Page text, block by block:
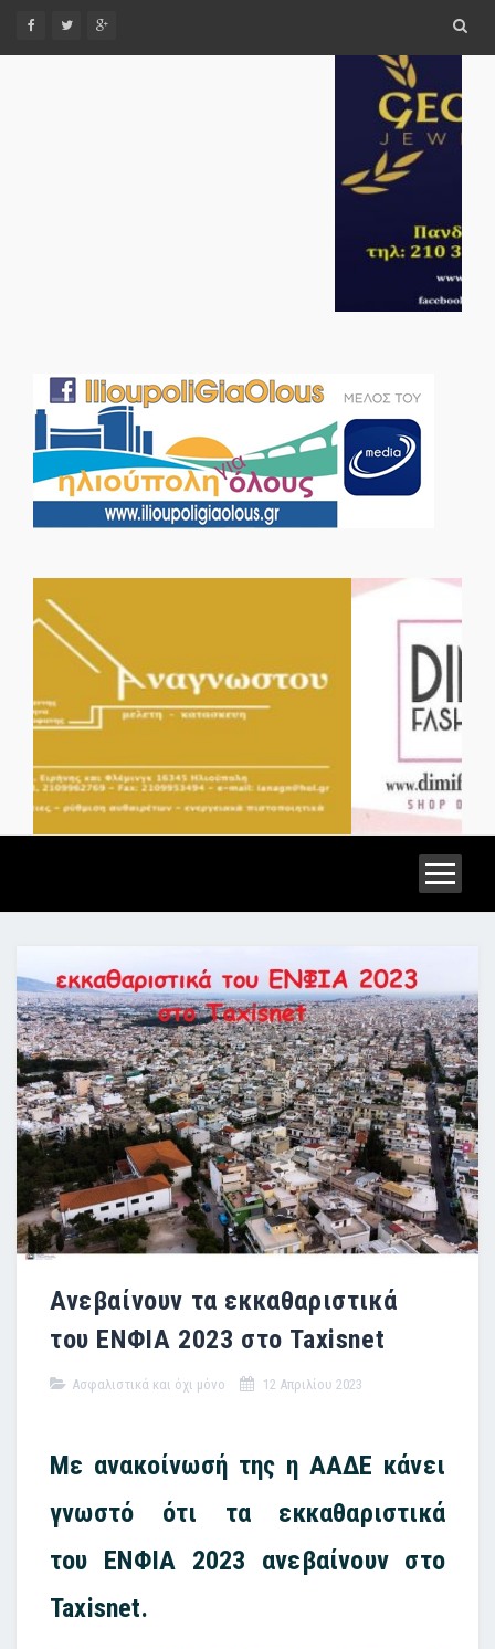
Ανεβαίνουν τα εκκαθαριστικά
του ΕΝΦΙΑ 2023 στο Taxisnet
Ασφαλιστικά και όχι μόνο 12 Απριλίου 2023
Με ανακοίνωσή της η ΑΑΔΕ κάνει
γνωστό ότι τα εκκαθαριστικά
του ΕΝΦΙΑ 2023 ανεβαίνουν στο
Taxisnet.